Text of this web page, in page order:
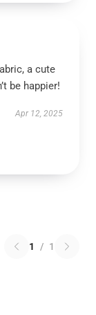
a cute
be happier!
Apr 12, 2025
1 / 1